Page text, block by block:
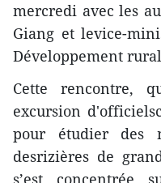
mercredi avec les
Giang et levice-
Développement
Cette rencontre,
excursion
pour étudier des
desrizières de
s’est concentrée